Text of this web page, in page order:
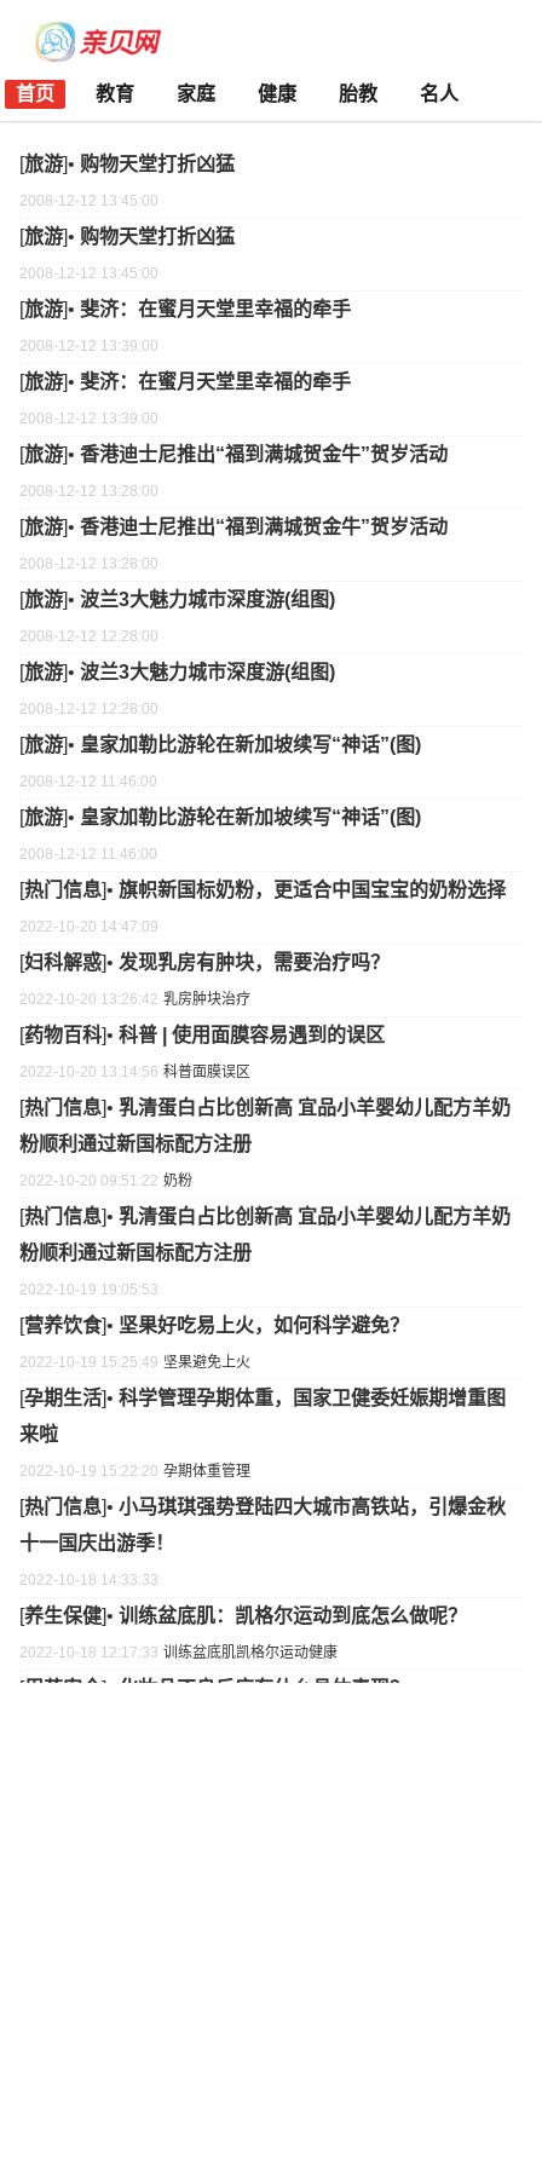
首页 教育 家庭 健康 胎教 名人
[旅游]• 购物天堂打折凶猛
2008-12-12 13:45:00
[旅游]• 购物天堂打折凶猛
2008-12-12 13:45:00
[旅游]• 斐济：在蜜月天堂里幸福的牵手
2008-12-12 13:39:00
[旅游]• 斐济：在蜜月天堂里幸福的牵手
2008-12-12 13:39:00
[旅游]• 香港迪士尼推出“福到满城贺金牛”贺岁活动
2008-12-12 13:28:00
[旅游]• 香港迪士尼推出“福到满城贺金牛”贺岁活动
2008-12-12 13:28:00
[旅游]• 波兰3大魅力城市深度游(组图)
2008-12-12 12:28:00
[旅游]• 波兰3大魅力城市深度游(组图)
2008-12-12 12:28:00
[旅游]• 皇家加勒比游轮在新加坡续写“神话”(图)
2008-12-12 11:46:00
[旅游]• 皇家加勒比游轮在新加坡续写“神话”(图)
2008-12-12 11:46:00
[热门信息]• 旗帜新国标奶粉，更适合中国宝宝的奶粉选择
2022-10-20 14:47:09
[妇科解惑]• 发现乳房有肿块，需要治疗吗？
2022-10-20 13:26:42 乳房肿块治疗
[药物百科]• 科普 | 使用面膜容易遇到的误区
2022-10-20 13:14:56 科普面膜误区
[热门信息]• 乳清蛋白占比创新高 宜品小羊婴幼儿配方羊奶
粉顺利通过新国标配方注册
2022-10-20 09:51:22 奶粉
[热门信息]• 乳清蛋白占比创新高 宜品小羊婴幼儿配方羊奶
粉顺利通过新国标配方注册
2022-10-19 19:05:53
[营养饮食]• 坚果好吃易上火，如何科学避免？
2022-10-19 15:25:49 坚果避免上火
[孕期生活]• 科学管理孕期体重，国家卫健委妊娠期增重图
来啦
2022-10-19 15:22:20 孕期体重管理
[热门信息]• 小马琪琪强势登陆四大城市高铁站，引爆金秋
十一国庆出游季！
2022-10-18 14:33:33
[养生保健]• 训练盆底肌：凯格尔运动到底怎么做呢？
2022-10-18 12:17:33 训练盆底肌凯格尔运动健康
[用药安全]• 化妆品不良反应有什么具体表现？